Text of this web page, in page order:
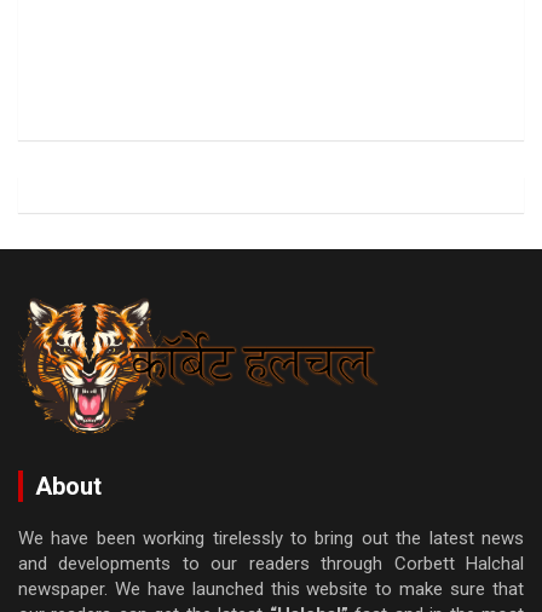
About
We have been working tirelessly to bring out the latest news
and developments to our readers through Corbett Halchal
newspaper. We have launched this website to make sure that